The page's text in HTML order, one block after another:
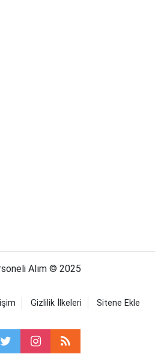
Alım © 2025
Gizlilik İlkeleri Sitene Ekle